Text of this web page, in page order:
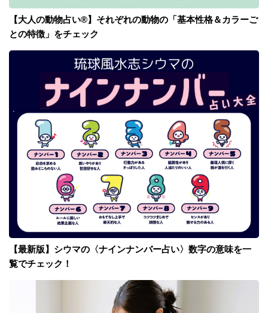
【大人の動物占い®】それぞれの動物の「基本性格＆カラーご
との特徴」をチェック
【最新版】シウマの〈ナインナンバー占い〉数字の意味を一
覧でチェック！